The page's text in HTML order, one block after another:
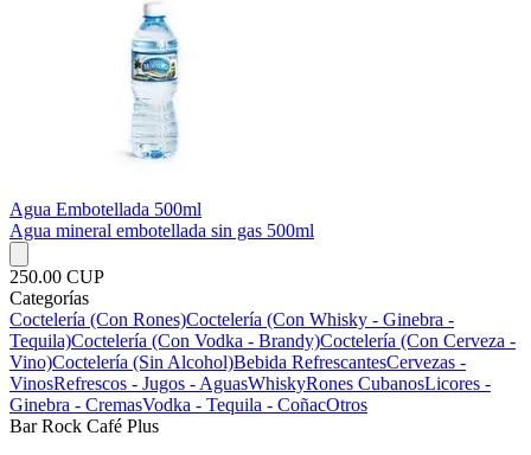
Agua Embotellada 500ml
Agua mineral embotellada sin gas 500ml
250.00 CUP
Categorías
Coctelería (Con Rones)Coctelería (Con Whisky - Ginebra -
Tequila)Coctelería (Con Vodka - Brandy)Coctelería (Con Cerveza -
Vino)Coctelería (Sin Alcohol)Bebida RefrescantesCervezas -
VinosRefrescos - Jugos - AguasWhiskyRones CubanosLicores -
Ginebra - CremasVodka - Tequila - CoñacOtros
Bar Rock Café Plus